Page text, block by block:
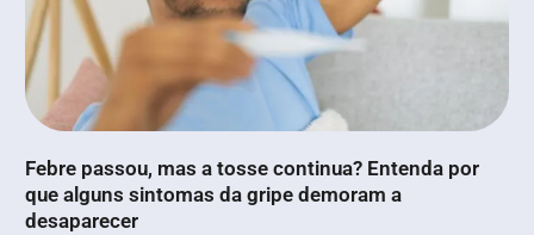
Febre passou, mas a tosse continua? Entenda por
que alguns sintomas da gripe demoram a
desaparecer